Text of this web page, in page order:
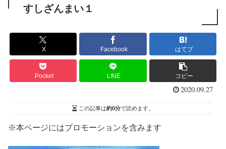
すしざんまい１
X Facebook はてブ
Pocket LINE コピー
2020.09.27
この記事は約0分で読めます。
※本ページにはプロモーションを含みます